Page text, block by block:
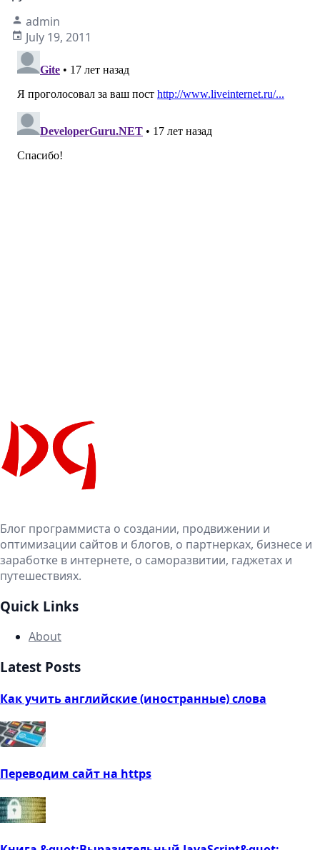
admin
July 19, 2011
Блог программиста о создании, продвижении и
оптимизации сайтов и блогов, о партнерках, бизнесе и
заработке в интернете, о саморазвитии, гаджетах и
путешествиях.
Quick Links
About
Latest Posts
Как учить английские (иностранные) слова
Переводим сайт на https